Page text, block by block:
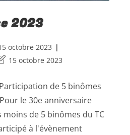
2023
octobre 2023
15 octobre 2023
de 5 binômes
le 30e anniversaire
moins de 5 binômes du TC
à l'évènement